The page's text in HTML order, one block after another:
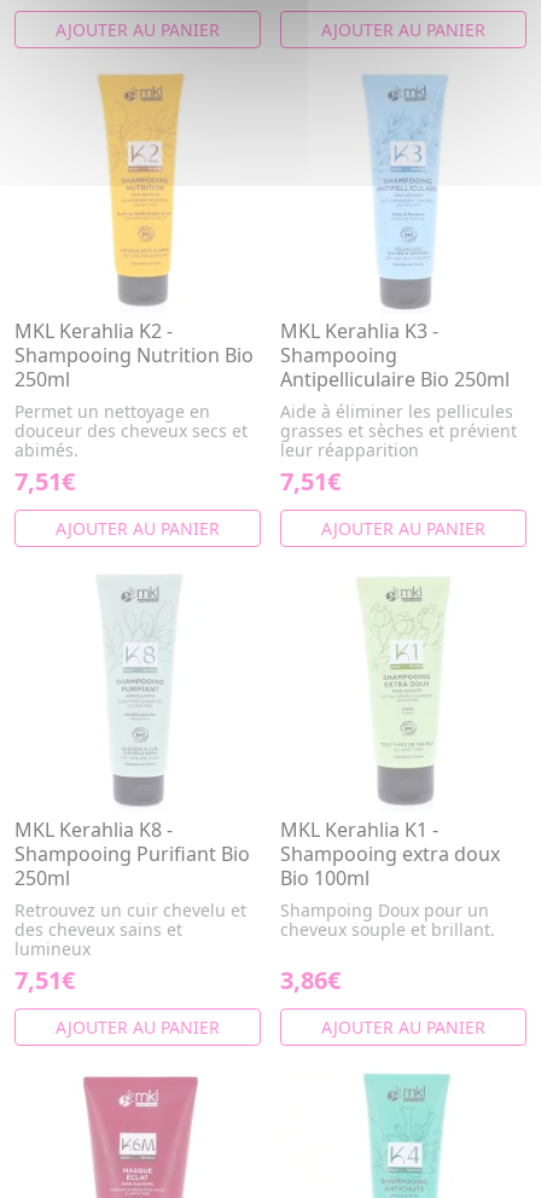
AJOUTER AU PANIER AJOUTER AU PANIER
MKL Kerahlia K2 -
Shampooing Nutrition Bio
250ml
Permet un nettoyage en
douceur des cheveux secs et
abimés.
7,51€
AJOUTER AU PANIER
MKL Kerahlia K3 -
Shampooing
Antipelliculaire Bio 250ml
Aide à éliminer les pellicules
grasses et sèches et prévient
leur réapparition
7,51€
AJOUTER AU PANIER
MKL Kerahlia K8 -
Shampooing Purifiant Bio
250ml
Retrouvez un cuir chevelu et
des cheveux sains et
lumineux
7,51€
AJOUTER AU PANIER
MKL Kerahlia K1 -
Shampooing extra doux
Bio 100ml
Shampoing Doux pour un
cheveux souple et brillant.
3,86€
AJOUTER AU PANIER